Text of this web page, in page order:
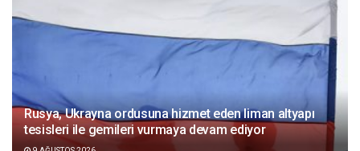
Rusya, Ukrayna ordusuna hizmet eden liman altyapı
tesisleri ile gemileri vurmaya devam ediyor